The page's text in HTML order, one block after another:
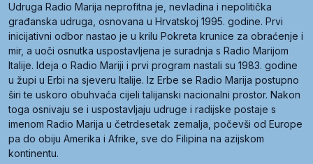
Udruga Radio Marija neprofitna je, nevladina i nepolitička
građanska udruga, osnovana u Hrvatskoj 1995. godine. Prvi
inicijativni odbor nastao je u krilu Pokreta krunice za obraćenje i
mir, a uoči osnutka uspostavljena je suradnja s Radio Marijom
Italije. Ideja o Radio Mariji i prvi program nastali su 1983. godine
u župi u Erbi na sjeveru Italije. Iz Erbe se Radio Marija postupno
širi te uskoro obuhvaća cijeli talijanski nacionalni prostor. Nakon
toga osnivaju se i uspostavljaju udruge i radijske postaje s
imenom Radio Marija u četrdesetak zemalja, počevši od Europe
pa do obiju Amerika i Afrike, sve do Filipina na azijskom
kontinentu.